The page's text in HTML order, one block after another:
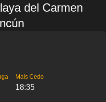
del Carmen
Mais Cedo
18:35